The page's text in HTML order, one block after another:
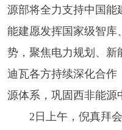
源部将全力支持中国能
能建愿发挥国家级智库
势，聚焦电力规划、新
迪瓦各方持续深化合作
源体系，巩固西非能源
2日上午，倪真拜